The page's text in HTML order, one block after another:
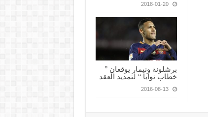
2018-01-20
برشلونة ونيمار يوقعان ’’
خطاب نوايا ‘‘ لتمديد العقد
2016-08-13